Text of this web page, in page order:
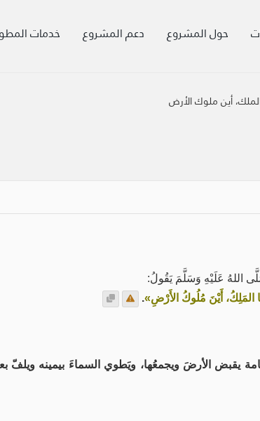
حول المشروع دعم المشروع خدمات
أين ملوك الأرض
اللهُ عَلَيْهِ وَسَلَّمَ يَقُولُ:
المَلِكُ، أَيْنَ مُلُوكُ الأَرْضِ».
يقبض الأرضَ ويجمعُها، ويَطوي السماءَ بيمينه ويلفّ